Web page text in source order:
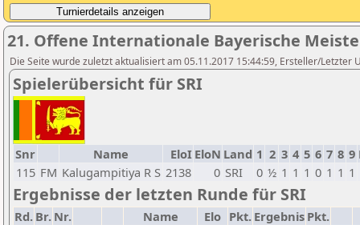
21. Offene Internationale Bayerische
Die Seite wurde zuletzt aktualisiert am 05.11.2017 15:44:59, Ersteller/Letzter
Spielerübersicht für SRI
Snr Name EloI EloN Land 1 2 3 4 5 6 7 8 9
115 FM Kalugampitiya R S 2138 0 SRI 0 ½ 1 1 1 0 1 1 1
Ergebnisse der letzten Runde für SRI
Rd. Br. Nr. Name Elo Pkt. Ergebnis Pkt.